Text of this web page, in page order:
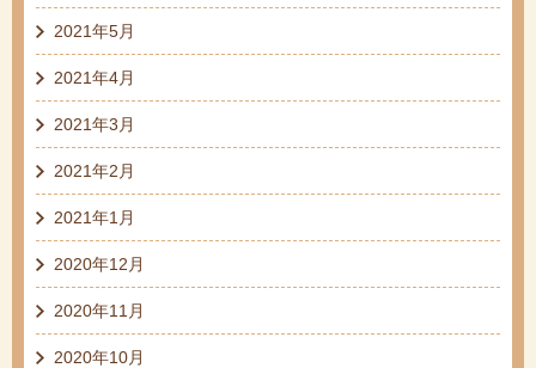
2021年5月
2021年4月
2021年3月
2021年2月
2021年1月
2020年12月
2020年11月
2020年10月